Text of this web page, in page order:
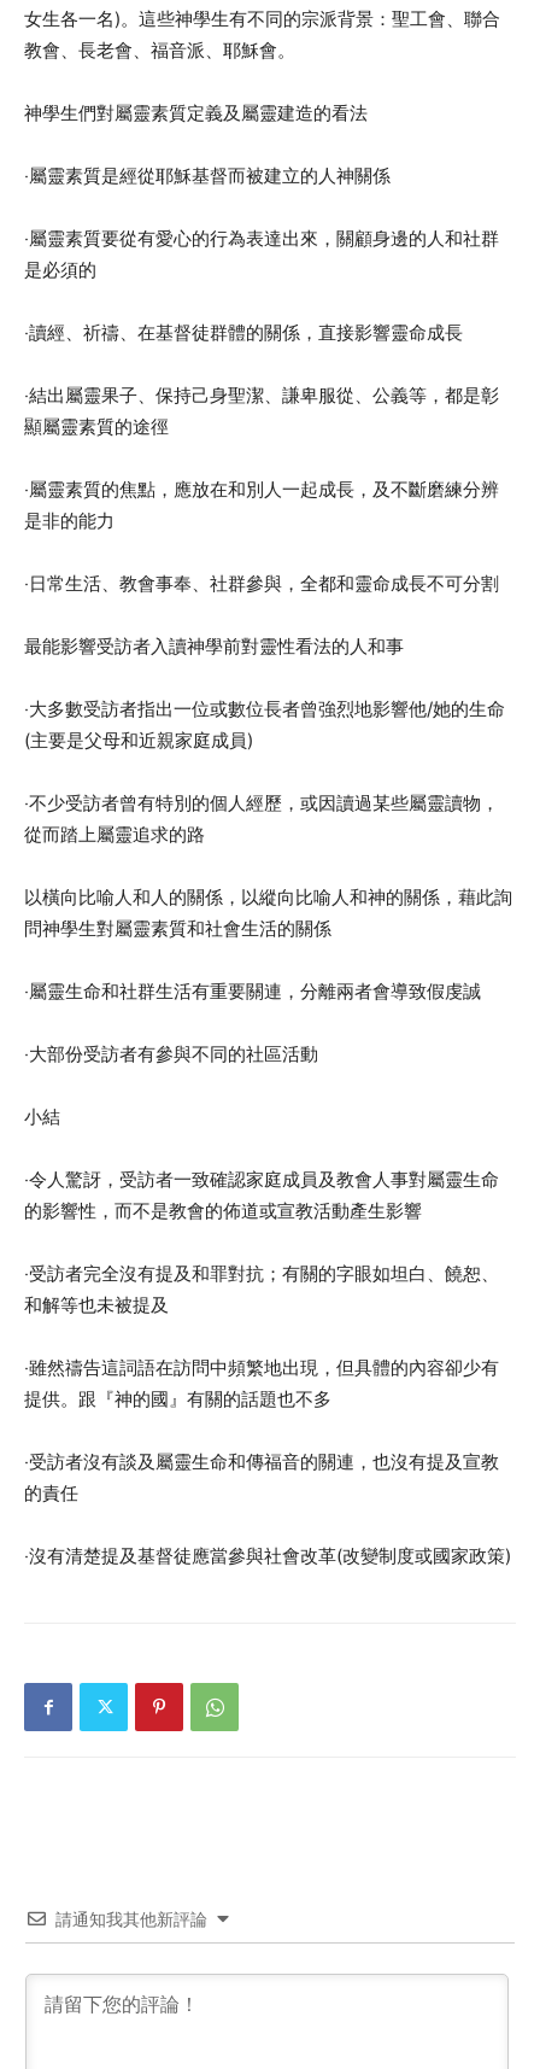
女生各一名)。這些神學生有不同的宗派背景：聖工會、聯合
教會、長老會、福音派、耶穌會。
神學生們對屬靈素質定義及屬靈建造的看法
‧屬靈素質是經從耶穌基督而被建立的人神關係
‧屬靈素質要從有愛心的行為表達出來，關顧身邊的人和社群
是必須的
‧讀經、祈禱、在基督徒群體的關係，直接影響靈命成長
‧結出屬靈果子、保持己身聖潔、謙卑服從、公義等，都是彰
顯屬靈素質的途徑
‧屬靈素質的焦點，應放在和別人一起成長，及不斷磨練分辨
是非的能力
‧日常生活、教會事奉、社群參與，全都和靈命成長不可分割
最能影響受訪者入讀神學前對靈性看法的人和事
‧大多數受訪者指出一位或數位長者曾強烈地影響他/她的生命
(主要是父母和近親家庭成員)
‧不少受訪者曾有特別的個人經歷，或因讀過某些屬靈讀物，
從而踏上屬靈追求的路
以橫向比喻人和人的關係，以縱向比喻人和神的關係，藉此詢
問神學生對屬靈素質和社會生活的關係
‧屬靈生命和社群生活有重要關連，分離兩者會導致假虔誠
‧大部份受訪者有參與不同的社區活動
小結
‧令人驚訝，受訪者一致確認家庭成員及教會人事對屬靈生命
的影響性，而不是教會的佈道或宣教活動產生影響
‧受訪者完全沒有提及和罪對抗；有關的字眼如坦白、饒恕、
和解等也未被提及
‧雖然禱告這詞語在訪問中頻繁地出現，但具體的內容卻少有
提供。跟『神的國』有關的話題也不多
‧受訪者沒有談及屬靈生命和傳福音的關連，也沒有提及宣教
的責任
‧沒有清楚提及基督徒應當參與社會改革(改變制度或國家政策)
請通知我其他新評論